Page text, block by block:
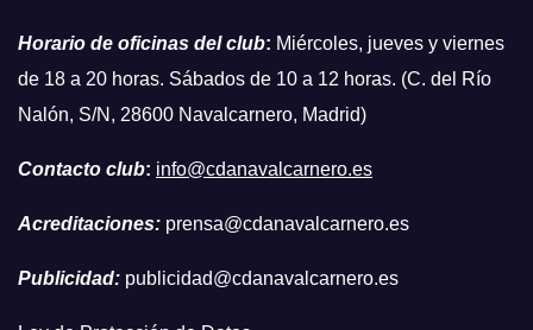
Horario de oficinas del club: Miércoles, jueves y viernes
de 18 a 20 horas. Sábados de 10 a 12 horas. (C. del Río
Nalón, S/N, 28600 Navalcarnero, Madrid)
Contacto club: info@cdanavalcarnero.es
Acreditaciones: prensa@cdanavalcarnero.es
Publicidad: publicidad@cdanavalcarnero.es